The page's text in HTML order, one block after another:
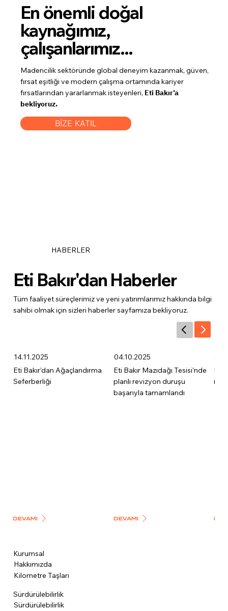
HABERLER
Eti Bakır'dan Haberler
Tüm faaliyet süreçlerimiz ve yeni yatırımlarımız hakkında bilgi
sahibi olmak için sizleri haberler sayfamıza bekliyoruz.
14.11.2025
Eti Bakır’dan Ağaçlandırma
Seferberliği
DEVAMI
04.10.2025
Eti Bakır Mazıdağı Tesisi’nde
planlı revizyon duruşu
başarıyla tamamlandı
DEVAMI
Eti
En önemli doğal
kaynağımız,
çalışanlarımız...
Madencilik sektöründe global deneyim kazanmak, güven,
fırsat eşitliği ve modern çalışma ortamında kariyer
fırsatlarından yararlanmak isteyenleri, Eti Bakır’a
bekliyoruz.
BİZE KATIL
Kurumsal
Hakkımızda
Kilometre Taşları
Sürdürülebilirlik
Sürdürülebilirlik